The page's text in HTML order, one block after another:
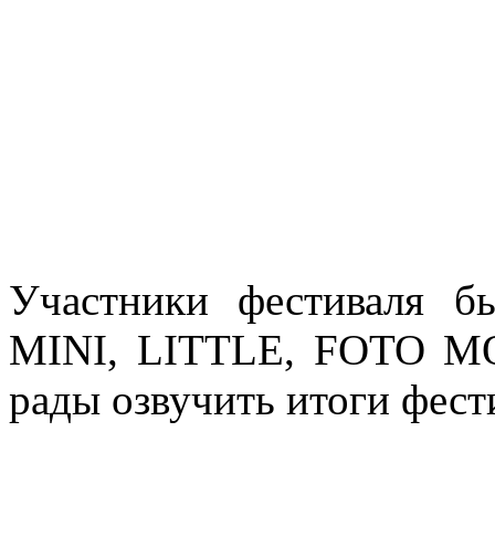
Участники фестиваля
MINI, LITTLE, FOTO
рады озвучить итоги